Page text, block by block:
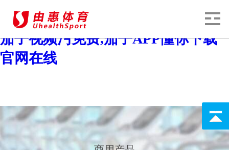
茄子视频色版下载,茄子视频污污污,
茄子视频污免费,茄子APP懂你下载
官网在线